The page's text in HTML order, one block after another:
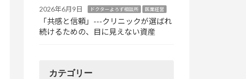
2026年6月9日 ドクターよろず相談所 医業経営
「共感と信頼」---クリニックが選ばれ
続けるための、目に見えない資産
カテゴリー